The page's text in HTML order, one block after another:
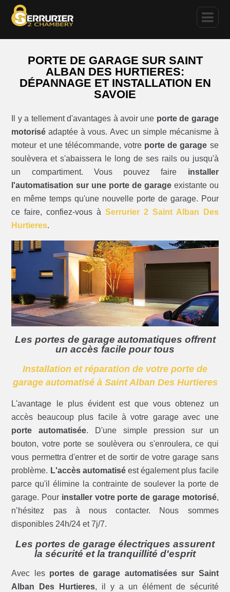
PORTE DE GARAGE SUR SAINT
ALBAN DES HURTIERES:
DÉPANNAGE ET INSTALLATION EN
SAVOIE
Il y a tellement d'avantages à avoir une porte de garage
motorisé adaptée à vous. Avec un simple mécanisme à
moteur et une télécommande, votre porte de garage se
soulèvera et s'abaissera le long de ses rails ou jusqu'à
un compartiment. Vous pouvez faire installer
l'automatisation sur une porte de garageexistante ou
en même temps qu'une nouvelle porte de garage. Pour
ce faire, confiez-vous à Serrurier 2 Saint Alban Des
Hurtieres.
Les portes de garage automatiques offrent
un accès facile pour tous
Installation et réparation de votre porte de
garage automatisé à Saint Alban Des Hurtieres
L'avantage le plus évident est que vous obtenez un
accès beaucoup plus facile à votre garage avec une
porte automatisée. D'une simple pression sur un
bouton, votre porte se soulèvera ou s'enroulera, ce qui
vous permettra d'entrer et de sortir de votre garage sans
problème. L'accès automatiséest également plus facile
parce qu'il élimine la contrainte de soulever la porte de
garage. Pour installer votre porte de garage motorisé,
n’hésitez pas à nous contacter. Nous sommes
disponibles 24h/24 et 7j/7.
Les portes de garage électriques assurent
la sécurité et la tranquillité d'esprit
Avec les portes de garage automatisées sur Saint
Alban Des Hurtieres, il y a un élément de sécurité